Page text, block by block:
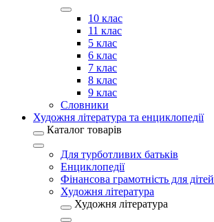
10 клас
11 клас
5 клас
6 клас
7 клас
8 клас
9 клас
Словники
Художня література та енциклопедії
Каталог товарів
Для турботливих батьків
Енциклопедії
Фінансова грамотність для дітей
Художня література
Художня література